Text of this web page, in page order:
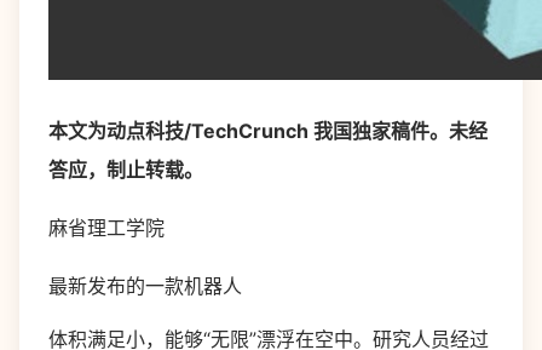
本文为动点科技/TechCrunch 我国独家稿件。未经
答应，制止转载。
麻省理工学院
最新发布的一款机器人
体积满足小，能够“无限”漂浮在空中。研究人员经过